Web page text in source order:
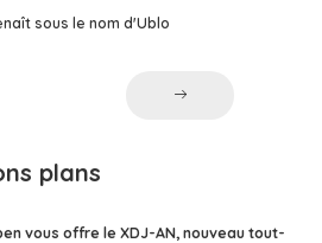
sous le nom d'Ublo
plans
vous offre le XDJ-AN, nouveau tout-